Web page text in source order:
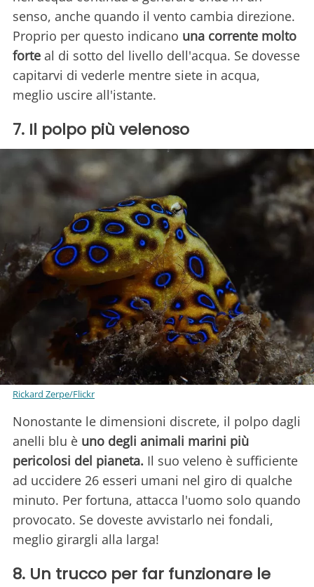
senso, anche quando il vento cambia direzione.
Proprio per questo indicano una corrente molto
forte al di sotto del livello dell'acqua. Se dovesse
capitarvi di vederle mentre siete in acqua,
meglio uscire all'istante.
7. Il polpo più velenoso
Rickard Zerpe/Flickr
Nonostante le dimensioni discrete, il polpo dagli
anelli blu è uno degli animali marini più
pericolosi del pianeta. Il suo veleno è sufficiente
ad uccidere 26 esseri umani nel giro di qualche
minuto. Per fortuna, attacca l'uomo solo quando
provocato. Se doveste avvistarlo nei fondali,
meglio girargli alla larga!
8. Un trucco per far funzionare le